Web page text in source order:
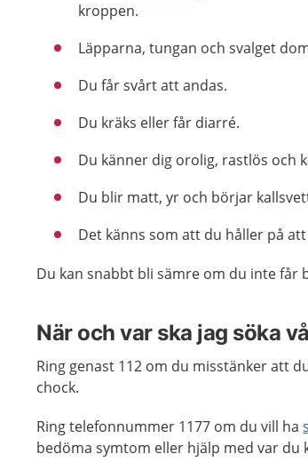
kroppen.
Läpparna, tungan och svalget
Du får svårt att andas.
Du kräks eller får diarré.
Du känner dig orolig, rastlös och
Du blir matt, yr och börjar
Det känns som att du håller på
Du kan snabbt bli sämre om du inte får
När och var ska jag söka
Ring genast 112 om du misstänker att
chock.
Ring telefonnummer 1177 om du vill ha
bedöma symtom eller hjälp med var du